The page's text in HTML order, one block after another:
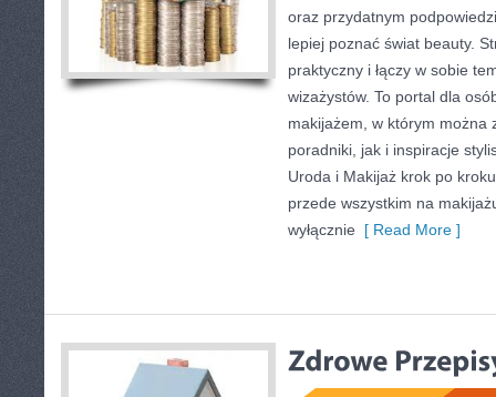
oraz przydatnym
lepiej poznać świat beauty.
praktyczny i łączy w sobie
wizażystów. To portal dla
makijażem, w którym można
poradniki, jak i inspiracje
Uroda i Makijaż krok po
przede wszystkim na
wyłącznie [ Read More ]